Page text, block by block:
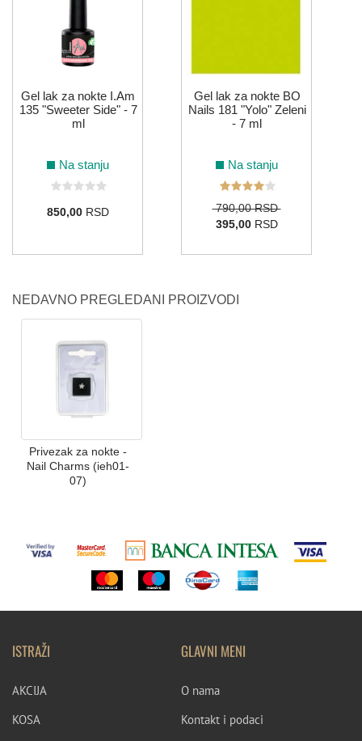
Gel lak za nokte I.Am
135 "Sweeter Side" - 7
ml
Na stanju
850,00RSD
Gel lak za nokte BO
Nails 181 "Yolo" Zeleni
- 7 ml
Na stanju
790,00 RSD
395,00RSD
NEDAVNO PREGLEDANI PROIZVODI
Privezak za nokte -
Nail Charms (ieh01-
07)
ISTRAŽI
AKCIJA
KOSA
GLAVNI MENI
O nama
Kontakt i podaci